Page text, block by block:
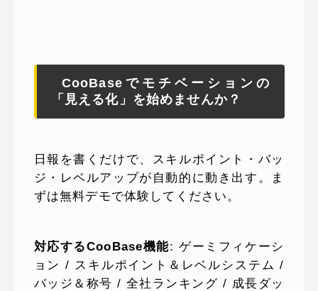
CooBaseでモチベーションの
「見える化」を始めませんか？
日報を書くだけで、スキルポイント・バッ
ジ・レベルアップが自動的に動き出す。ま
ずは無料デモで体験してください。
対応するCooBase機能: ゲーミフィケーシ
ョン / スキルポイント＆レベルシステム /
バッジ＆称号 / 全社ランキング / 成長ダッ